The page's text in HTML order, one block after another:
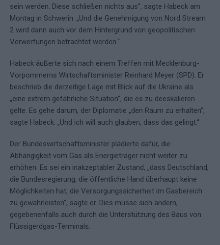
sein werden. Diese schließen nichts aus“, sagte Habeck am
Montag in Schwerin. „Und die Genehmigung von Nord Stream
2 wird dann auch vor dem Hintergrund von geopolitischen
Verwerfungen betrachtet werden.“
Habeck äußerte sich nach einem Treffen mit Mecklenburg-
Vorpommerns Wirtschaftsminister Reinhard Meyer (SPD). Er
beschrieb die derzeitige Lage mit Blick auf die Ukraine als
„eine extrem gefährliche Situation“, die es zu deeskalieren
gelte. Es gehe darum, der Diplomatie „den Raum zu erhalten“,
sagte Habeck. „Und ich will auch glauben, dass das gelingt.“
Der Bundeswirtschaftsminister plädierte dafür, die
Abhängigkeit vom Gas als Energieträger nicht weiter zu
erhöhen. Es sei ein inakzeptabler Zustand, „dass Deutschland,
die Bundesregierung, die öffentliche Hand überhaupt keine
Möglichkeiten hat, die Versorgungssicherheit im Gasbereich
zu gewährleisten“, sagte er. Dies müsse sich ändern,
gegebenenfalls auch durch die Unterstützung des Baus von
Flüssigerdgas-Terminals.